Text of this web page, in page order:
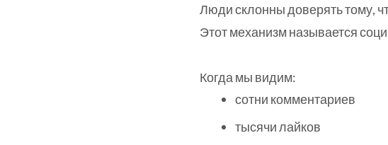
Люди склонны доверять тому,
Этот механизм называется
Когда мы видим:
сотни комментариев
тысячи лайков